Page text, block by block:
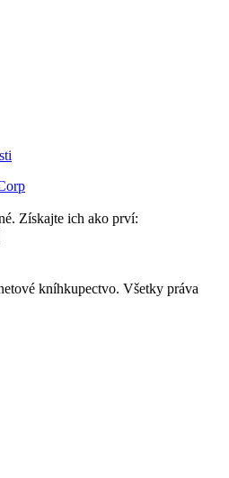
Získajte ich ako prví:
kníhkupectvo. Všetky práva